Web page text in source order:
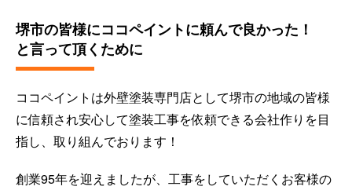
堺市の皆様にココペイントに頼んで良かった！
と言って頂くために
ココペイントは外壁塗装専門店として堺市の地域の皆様
に信頼され安心して塗装工事を依頼できる会社作りを目
指し、取り組んでおります！
創業95年を迎えましたが、工事をしていただくお客様の